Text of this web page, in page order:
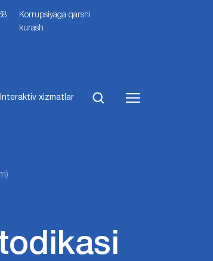
Korrupsiyaga qarshi
kurash
Interaktiv xizmatlar